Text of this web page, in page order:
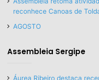
reconhece Canoas de
AGOSTO
Assembleia Sergipe
Áurea Ribeiro destaca